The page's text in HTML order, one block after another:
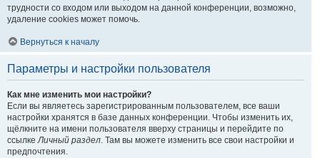
трудности со входом или выходом на данной конференции, возможно,
удаление cookies может помочь.
Вернуться к началу
Параметры и настройки пользователя
Как мне изменить мои настройки?
Если вы являетесь зарегистрированным пользователем, все ваши
настройки хранятся в базе данных конференции. Чтобы изменить их,
щёлкните на имени пользователя вверху страницы и перейдите по
ссылкеЛичный раздел. Там вы можете изменить все свои настройки и
предпочтения.